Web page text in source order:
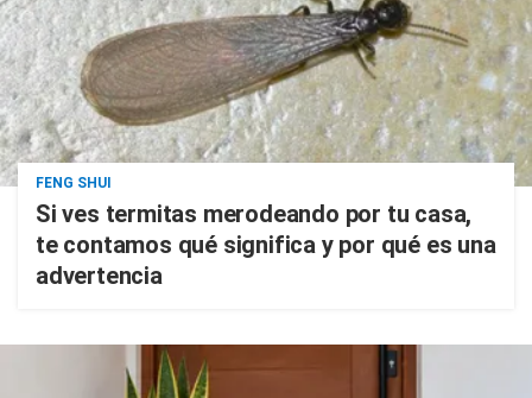
FENG SHUI
Si ves termitas merodeando por tu casa,
te contamos qué significa y por qué es una
advertencia